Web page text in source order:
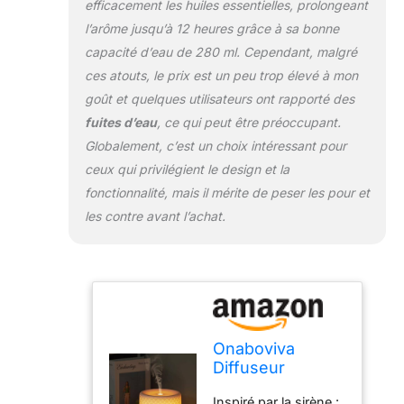
innovante d'aide au
sommeil : la lumière
s'éteint
automatiquement en
30 minutes. 3
minuteurs
d'intervalles
(1h/3h/8h). Options
de mode brume
intermittent/continue.
fonctions brume et
lumière de ce
diffuseur d'huile en
céramique
fonctionnent
séparément. Vous
pouvez éteindre la
efficacement les huiles essentielles, prolongeant
l’arôme jusqu’à 12 heures grâce à sa bonne
capacité d’eau de 280 ml. Cependant, malgré
ces atouts, le prix est un peu trop élevé à mon
goût et quelques utilisateurs ont rapporté des
fuites d’eau, ce qui peut être préoccupant.
Globalement, c’est un choix intéressant pour
ceux qui privilégient le design et la
fonctionnalité, mais il mérite de peser les pour et
les contre avant l’achat.
Onaboviva
Diffuseur